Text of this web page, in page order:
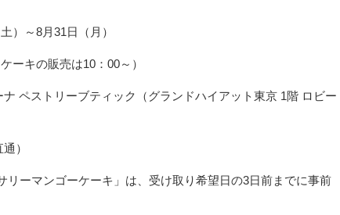
）～8月31日（月）
ーキの販売は10：00～）
ペストリーブティック（グランドハイアット東京 1階 ロビー
）
ーマンゴーケーキ」は、受け取り希望日の3日前までに事前